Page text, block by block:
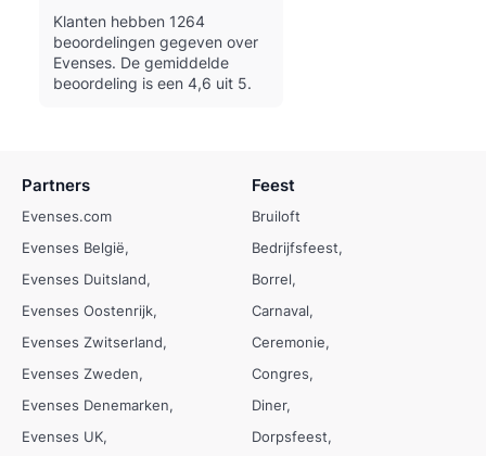
Klanten hebben 1264
beoordelingen gegeven over
Evenses. De gemiddelde
beoordeling is een 4,6 uit 5.
Partners
Evenses.com
Evenses België
Evenses Duitsland
Evenses Oostenrijk
Evenses Zwitserland
Evenses Zweden
Evenses Denemarken
Evenses UK
Feest
Bruiloft
Bedrijfsfeest
Borrel
Carnaval
Ceremonie
Congres
Diner
Dorpsfeest